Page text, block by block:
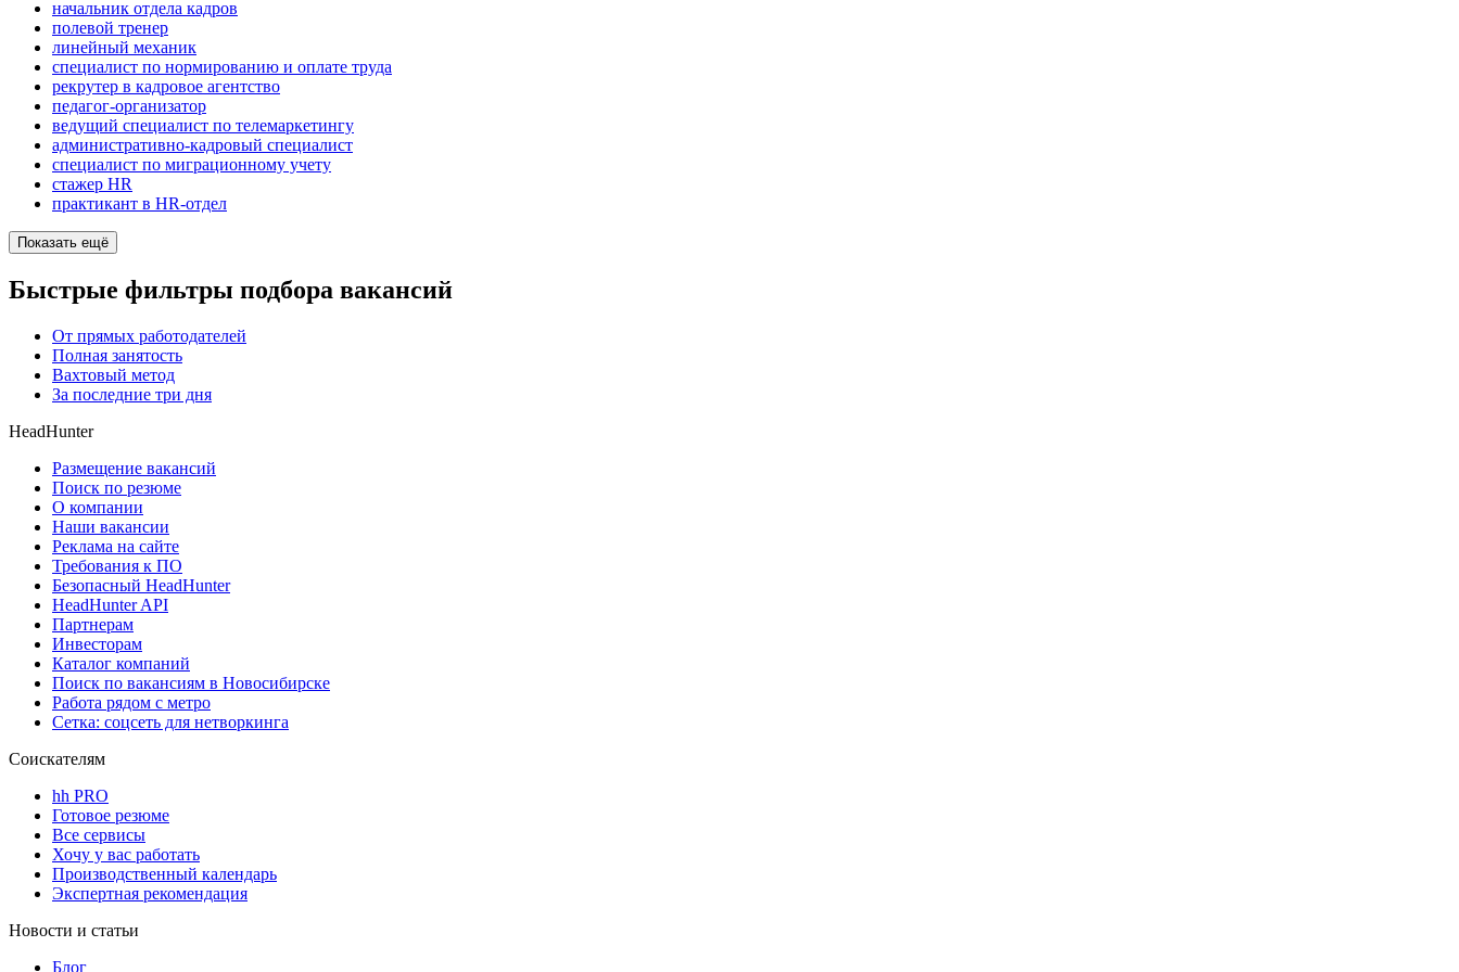
начальник отдела кадров
полевой тренер
линейный механик
специалист по нормированию и оплате труда
рекрутер в кадровое агентство
педагог-организатор
ведущий специалист по телемаркетингу
административно-кадровый специалист
специалист по миграционному учету
стажер HR
практикант в HR-отдел
Показать ещё
Быстрые фильтры подбора вакансий
От прямых работодателей
Полная занятость
Вахтовый метод
За последние три дня
HeadHunter
Размещение вакансий
Поиск по резюме
О компании
Наши вакансии
Реклама на сайте
Требования к ПО
Безопасный HeadHunter
HeadHunter API
Партнерам
Инвесторам
Каталог компаний
Поиск по вакансиям в Новосибирске
Работа рядом с метро
Сетка: соцсеть для нетворкинга
Соискателям
hh PRO
Готовое резюме
Все сервисы
Хочу у вас работать
Производственный календарь
Экспертная рекомендация
Новости и статьи
Блог